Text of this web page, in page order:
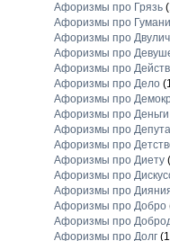
Афоризмы про Грязь
Афоризмы про
Афоризмы про
Афоризмы про
Афоризмы про
Афоризмы про Дело
Афоризмы про
Афоризмы про Деньги
Афоризмы про
Афоризмы про
Афоризмы про Диету
Афоризмы про
Афоризмы про
Афоризмы про Добро
Афоризмы про
Афоризмы про Долг